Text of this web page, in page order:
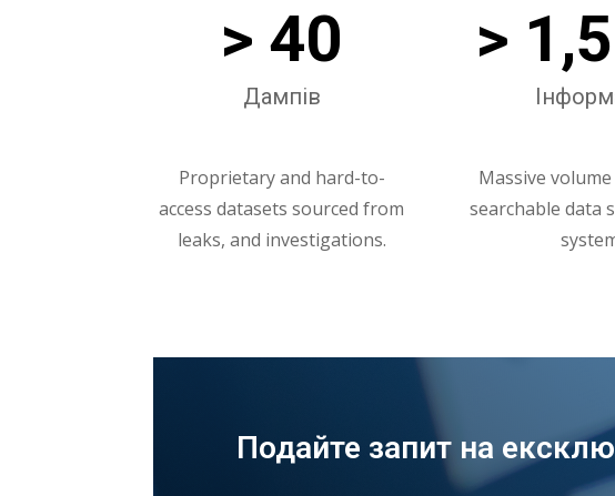
> 40
Дампів
Proprietary and hard-to-
access datasets sourced from
leaks, and investigations.
>
Massive
searchable data
Подайте запит на